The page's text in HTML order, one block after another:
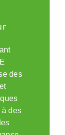
des
à des